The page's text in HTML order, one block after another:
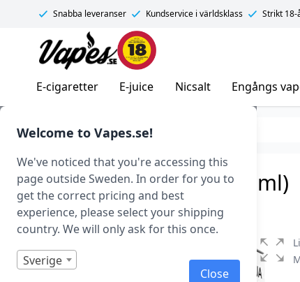
Welcome to Vapes.se!
We've noticed that you're accessing this
page outside Sweden. In order for you to
get the correct pricing and best
experience, please select your shipping
country. We will only ask for this once.
Sverige
Close
Snabba leveranser Kundservice i världsklass Strikt
Vapes.se
E-cigaretter E-juice Nicsalt Engångs
E-juice Smaker Frukt & Bär
Liqua – Strawberry (10 ml)
Art.nr: 40207